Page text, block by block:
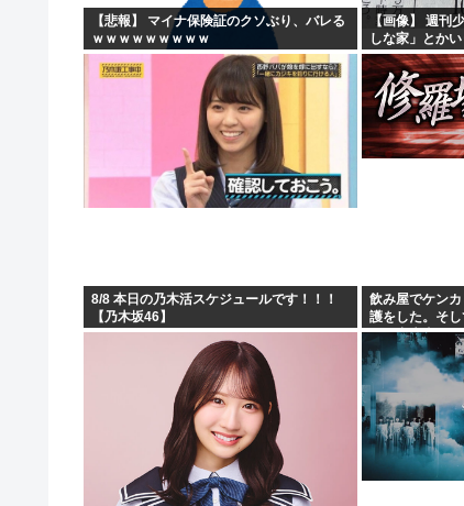
【熊本地震】イオンモール熊本 従業員の避難誘導
わいせつな行為疑いで逮捕 エジプト国籍の男性
海外「海外発祥なのに、今では日本で定着してる
【悲報】 マイナ保険証のクソぶり、バレる
ｗｗｗｗｗｗｗｗｗ
【画像】 週刊
しな家」とか
にしたせいで
8/8 本日の乃木活スケジュールです！！！
【乃木坂46】
飲み屋でケン
護をした。そ
せる出来事が…